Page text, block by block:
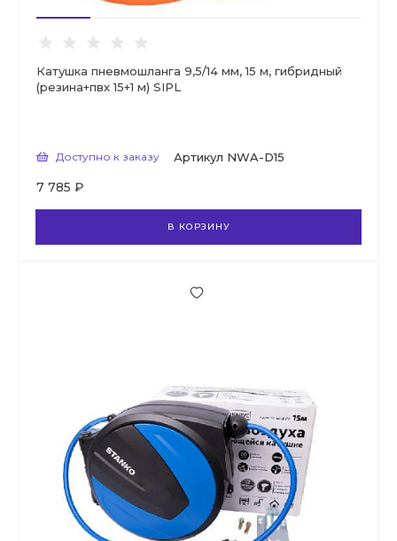
Катушка пневмошланга 9,5/14 мм, 15 м, гибридный
(резина+пвх 15+1 м) SIPL
Доступно к заказу Артикул NWA-D15
7 785 ₽
В КОРЗИНУ